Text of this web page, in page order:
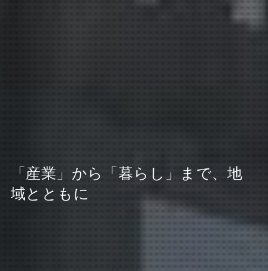
世代を超えて、新たな100年を
では、はじめましょうか
創業者髙橋幸市の一言から始まった100余年にわたる信頼の歴
史
いつの時代も港とまちに寄り添い
ながら。
「産業」から「暮らし」まで、地
域とともに